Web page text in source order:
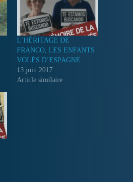
L’HÉRITAGE DE
FRANCO, LES ENFANTS
VOLÉS D’ESPAGNE
13 juin 2017
Article similaire